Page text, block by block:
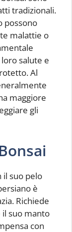
tradizionali.
possono
malattie o
salute e
Al
maggiore
gli
il suo pelo
è
Richiede
suo manto
con